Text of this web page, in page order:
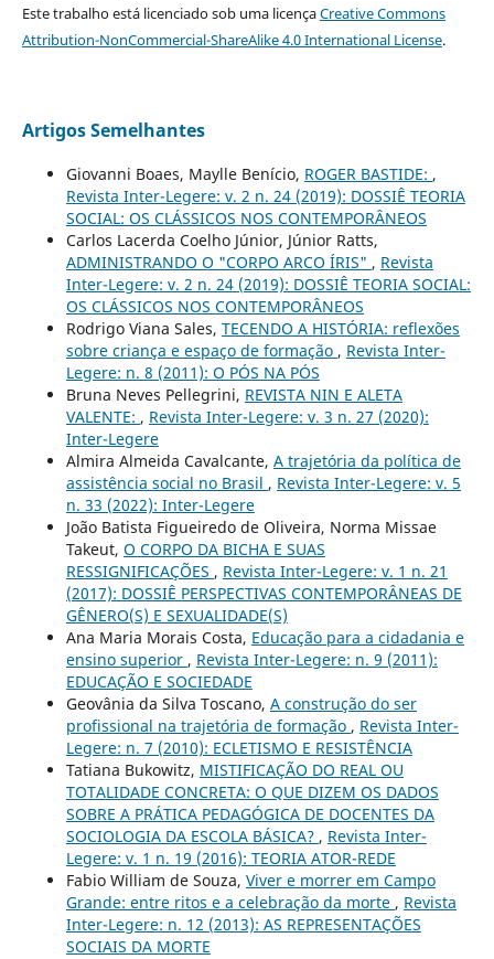
Este trabalho está licenciado sob uma licençaCreative Commons
Attribution-NonCommercial-ShareAlike 4.0 International License.
Artigos Semelhantes
Giovanni Boaes, Maylle Benício, ROGER BASTIDE: ,
Revista Inter-Legere: v. 2 n. 24 (2019): DOSSIÊ TEORIA
SOCIAL: OS CLÁSSICOS NOS CONTEMPORÂNEOS
Carlos Lacerda Coelho Júnior, Júnior Ratts,
ADMINISTRANDO O "CORPO ARCO ÍRIS" , Revista
Inter-Legere: v. 2 n. 24 (2019): DOSSIÊ TEORIA SOCIAL:
OS CLÁSSICOS NOS CONTEMPORÂNEOS
Rodrigo Viana Sales, TECENDO A HISTÓRIA: reflexões
sobre criança e espaço de formação , Revista Inter-
Legere: n. 8 (2011): O PÓS NA PÓS
Bruna Neves Pellegrini, REVISTA NIN E ALETA
VALENTE: , Revista Inter-Legere: v. 3 n. 27 (2020):
Inter-Legere
Almira Almeida Cavalcante, A trajetória da política de
assistência social no Brasil , Revista Inter-Legere: v. 5
n. 33 (2022): Inter-Legere
João Batista Figueiredo de Oliveira, Norma Missae
Takeut, O CORPO DA BICHA E SUAS
RESSIGNIFICAÇÕES , Revista Inter-Legere: v. 1 n. 21
(2017): DOSSIÊ PERSPECTIVAS CONTEMPORÂNEAS DE
GÊNERO(S) E SEXUALIDADE(S)
Ana Maria Morais Costa, Educação para a cidadania e
ensino superior , Revista Inter-Legere: n. 9 (2011):
EDUCAÇÃO E SOCIEDADE
Geovânia da Silva Toscano, A construção do ser
profissional na trajetória de formação , Revista Inter-
Legere: n. 7 (2010): ECLETISMO E RESISTÊNCIA
Tatiana Bukowitz, MISTIFICAÇÃO DO REAL OU
TOTALIDADE CONCRETA: O QUE DIZEM OS DADOS
SOBRE A PRÁTICA PEDAGÓGICA DE DOCENTES DA
SOCIOLOGIA DA ESCOLA BÁSICA? , Revista Inter-
Legere: v. 1 n. 19 (2016): TEORIA ATOR-REDE
Fabio William de Souza, Viver e morrer em Campo
Grande: entre ritos e a celebração da morte , Revista
Inter-Legere: n. 12 (2013): AS REPRESENTAÇÕES
SOCIAIS DA MORTE